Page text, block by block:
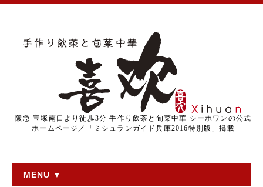
阪急 宝塚南口より徒歩3分 手作り飲茶と旬菜中華 シーホワンの公式
ホームページ／「ミシュランガイド兵庫2016特別版」掲載
MENU ▼